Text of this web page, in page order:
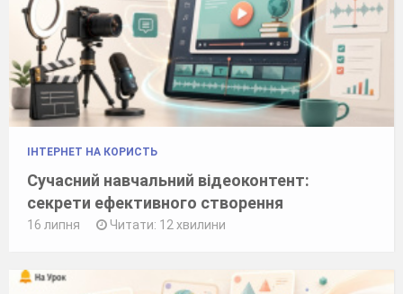
ІНТЕРНЕТ НА КОРИСТЬ
Сучасний навчальний відеоконтент:
секрети ефективного створення
16 липня Читати: 12 хвилини